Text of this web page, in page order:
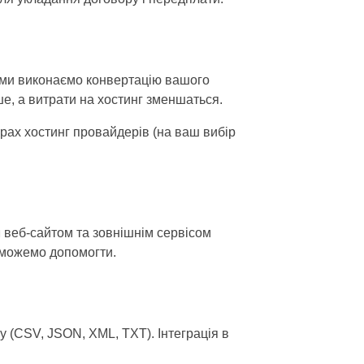
виконаємо конвертацію вашого
а витрати на хостинг зменшаться.
хостинг провайдерів (на ваш вибір
сайтом та зовнішнім сервісом
допомогти.
JSON, XML, TXT). Інтеграція в